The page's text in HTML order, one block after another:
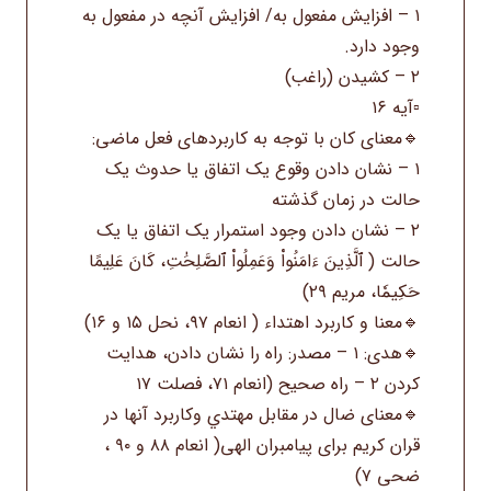
۱ – افزایش مفعول به/ افزایش آنچه در مفعول به
وجود دارد.
۲ – کشیدن (راغب)
▫️آیه ۱۶
🔹معنای کان با توجه به کاربردهای فعل ماضی:
۱ – نشان دادن وقوع یک اتفاق یا حدوث یک
حالت در زمان گذشته
۲ – نشان دادن وجود استمرار یک اتفاق یا یک
حالت ( ٱلَّذِينَ ءَامَنُواْ وَعَمِلُواْ ٱلصَّلِحَٰتِ، كَانَ عَلِيمًا
حَكِيمٗا، مریم ۲۹)
🔹معنا و کاربرد اهتداء ( انعام ۹۷، نحل ۱۵ و ۱۶)
🔹هدی: ۱ – مصدر: راه را نشان دادن، هدایت
کردن ۲ – راه صحیح (انعام ۷۱، فصلت ۱۷
🔹معنای ضال در مقابل مهتدي وکاربرد آنها در
قران کریم برای پیامبران الهی( انعام ۸۸ و ۹۰ ،
ضحی ۷)